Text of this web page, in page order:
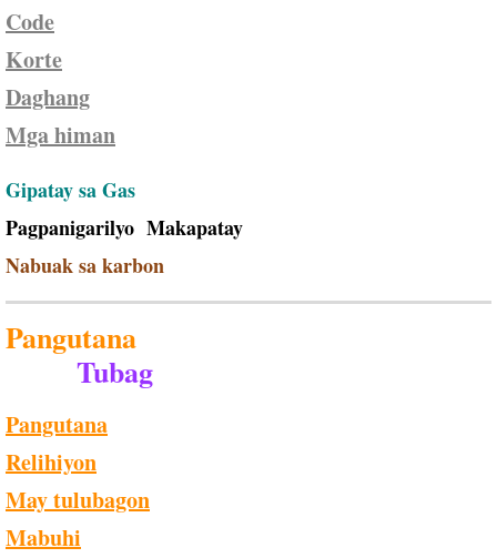
Code
Korte
Daghang
Mga himan
Gipatay sa Gas
Pagpanigarilyo Makapatay
Nabuak sa karbon
Pangutana
Tubag
Pangutana
Relihiyon
May tulubagon
Mabuhi